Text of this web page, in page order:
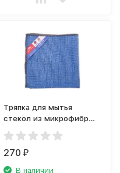
Тряпка для мытья
стекол из микрофибры
Nordic Stream 15353
270₽
В наличии